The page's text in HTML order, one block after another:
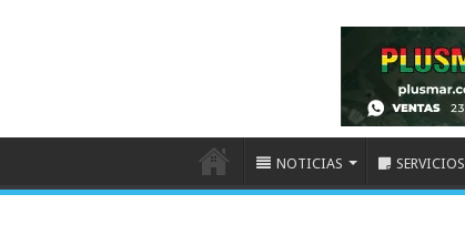
NOTICIAS SERVICIOS